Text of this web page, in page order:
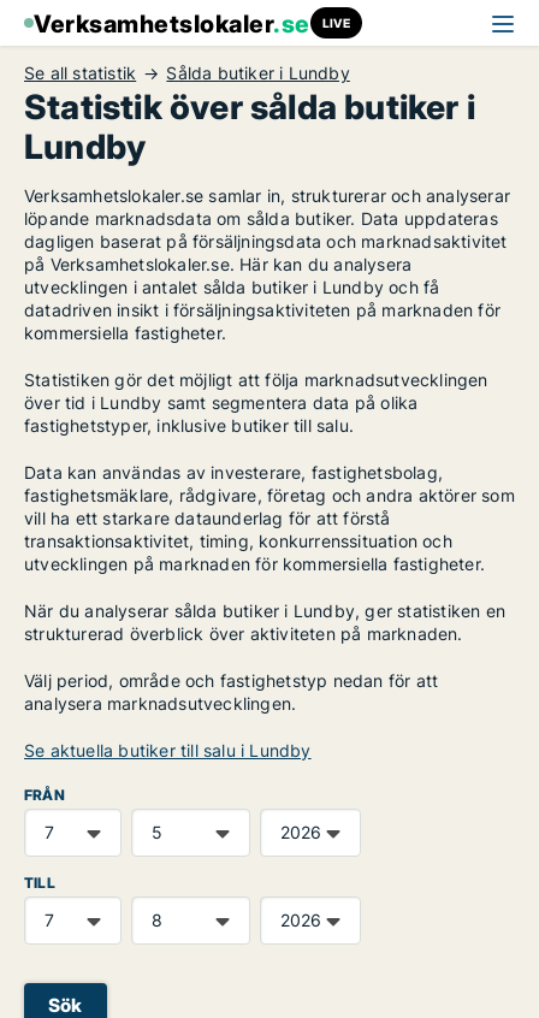
Verksamhetslokaler.se LIVE
Se all statistik Sålda butiker i Lundby
Statistik över sålda butiker i
Lundby
Verksamhetslokaler.se samlar in, strukturerar och analyserar
löpande marknadsdata om sålda butiker. Data uppdateras
dagligen baserat på försäljningsdata och marknadsaktivitet
på Verksamhetslokaler.se. Här kan du analysera
utvecklingen i antalet sålda butiker i Lundby och få
datadriven insikt i försäljningsaktiviteten på marknaden för
kommersiella fastigheter.
Statistiken gör det möjligt att följa marknadsutvecklingen
över tid i Lundby samt segmentera data på olika
fastighetstyper, inklusive butiker till salu.
Data kan användas av investerare, fastighetsbolag,
fastighetsmäklare, rådgivare, företag och andra aktörer som
vill ha ett starkare dataunderlag för att förstå
transaktionsaktivitet, timing, konkurrenssituation och
utvecklingen på marknaden för kommersiella fastigheter.
När du analyserar sålda butiker i Lundby, ger statistiken en
strukturerad överblick över aktiviteten på marknaden.
Välj period, område och fastighetstyp nedan för att
analysera marknadsutvecklingen.
Se aktuella butiker till salu i Lundby
FRÅN
TILL
Sök